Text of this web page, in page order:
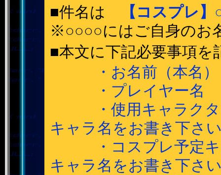
■件名は
【コスプレ
※○○○○にはご自身のお
■本文に下記必要事項を
・お名前（本名）
・プレイヤー名
・使用キャラクタ
キャラ名をお書き下さ
・コスプレ予定キ
キャラ名をお書き下さ